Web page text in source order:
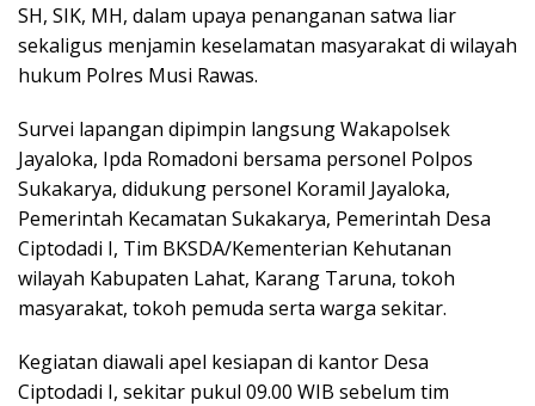
SH, SIK, MH, dalam upaya penanganan satwa liar
sekaligus menjamin keselamatan masyarakat di wilayah
hukum Polres Musi Rawas.
Survei lapangan dipimpin langsung Wakapolsek
Jayaloka, Ipda Romadoni bersama personel Polpos
Sukakarya, didukung personel Koramil Jayaloka,
Pemerintah Kecamatan Sukakarya, Pemerintah Desa
Ciptodadi I, Tim BKSDA/Kementerian Kehutanan
wilayah Kabupaten Lahat, Karang Taruna, tokoh
masyarakat, tokoh pemuda serta warga sekitar.
Kegiatan diawali apel kesiapan di kantor Desa
Ciptodadi I, sekitar pukul 09.00 WIB sebelum tim